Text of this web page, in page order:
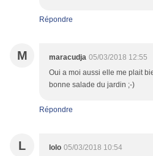
Répondre
M maracudja 05/03/2018 12:55
Oui a moi aussi elle me plait
bonne salade du jardin ;-)
Répondre
L lolo 05/03/2018 10:54